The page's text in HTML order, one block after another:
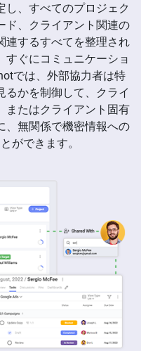
し、すべてのプロジェク
ド、クライアント関連の
連するすべてを整理され
すぐにコミュニケーショ
では、外部協力者は特
るかを制御して、クライ
またはクライアント固有
、無関係で機密情報への
ができます。